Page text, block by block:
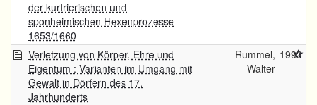
der kurtrierischen und
sponheimischen Hexenprozesse
1653/1660
Verletzung von Körper, Ehre und
Eigentum : Varianten im Umgang mit
Gewalt in Dörfern des 17.
Jahrhunderts
Rummel,
Walter
1993